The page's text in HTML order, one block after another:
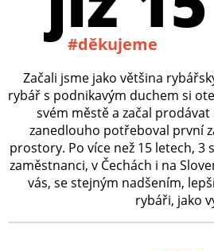
#děkujeme
Začali jsme jako většina
rybář s podnikavým duchem si
svém městě a začal
zanedlouho potřeboval první
prostory. Po více než 15 letech, 3
zaměstnanci, v Čechách i na
vás, se stejným nadšením,
rybáři, jako